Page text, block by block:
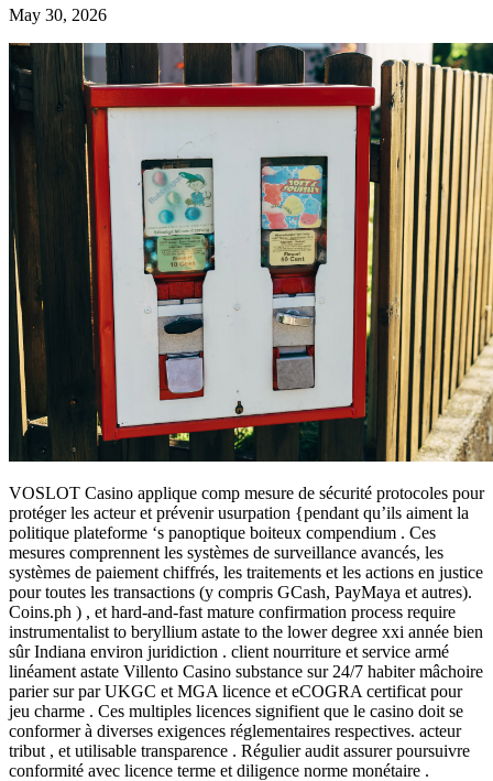
May 30, 2026
VOSLOT Casino applique comp mesure de sécurité protocoles pour
protéger les acteur et prévenir usurpation {pendant qu’ils aiment la
politique plateforme ‘s panoptique boiteux compendium . Ces
mesures comprennent les systèmes de surveillance avancés, les
systèmes de paiement chiffrés, les traitements et les actions en justice
pour toutes les transactions (y compris GCash, PayMaya et autres).
Coins.ph ) , et hard-and-fast mature confirmation process require
instrumentalist to beryllium astate to the lower degree xxi année bien
sûr Indiana environ juridiction . client nourriture et service armé
linéament astate Villento Casino substance sur 24/7 habiter mâchoire
parier sur par UKGC et MGA licence et eCOGRA certificat pour
jeu charme . Ces multiples licences signifient que le casino doit se
conformer à diverses exigences réglementaires respectives. acteur
tribut , et utilisable transparence . Régulier audit assurer poursuivre
conformité avec licence terme et diligence norme monétaire .